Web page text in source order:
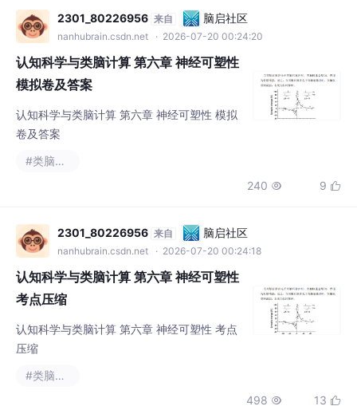
2301_80226956 来自 脑启社区
nanhubrain.csdn.net · 2026-07-20 00:24:20
认知科学与类脑计算 第六章 神经可塑性
模拟卷及答案
认知科学与类脑计算 第六章 神经可塑性 模拟
卷及答案
#类脑计算
240  9 
2301_80226956 来自 脑启社区
nanhubrain.csdn.net · 2026-07-20 00:24:18
认知科学与类脑计算 第六章 神经可塑性
考点压缩
认知科学与类脑计算 第六章 神经可塑性 考点
压缩
#类脑计算
498  13 